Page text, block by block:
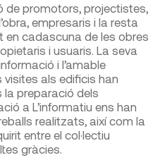
de promotors, projectistes,
empresaris i la resta
en cadascuna de les obres
i usuaris. La seva
i l’amable
als edificis han
preparació dels
a L’informatiu ens han
realitzats, així com la
entre el col·lectiu
gràcies.